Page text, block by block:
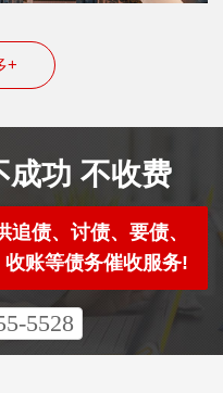
+
成功 不收费
债、讨债、要债、
账等债务催收服务!
5528